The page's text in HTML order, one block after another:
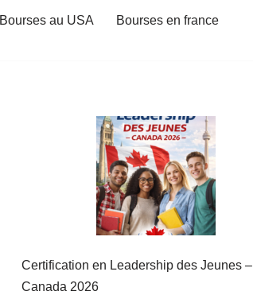
Bourses au USA
Bourses en france
Certification en Leadership des Jeunes –
Canada 2026